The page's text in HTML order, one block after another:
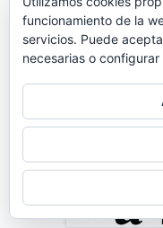
funcionamiento de la
servicios. Puede
necesarias o